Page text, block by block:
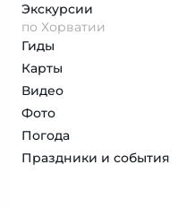
Экскурсии
по Хорватии
Гиды
Карты
Видео
Фото
Погода
Праздники и события